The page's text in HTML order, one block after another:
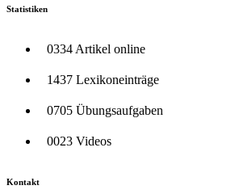
Statistiken
0334 Artikel online
1437 Lexikoneinträge
0705 Übungsaufgaben
0023 Videos
Kontakt